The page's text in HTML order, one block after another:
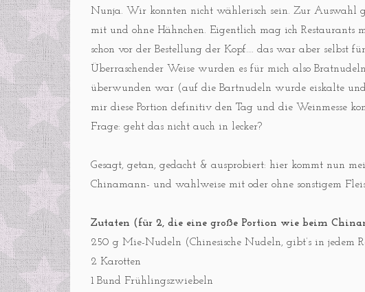
Nunja. Wir konnten nicht wählerisch sein. Zur Auswahl
mit und ohne Hähnchen. Eigentlich mag ich
schon vor der Bestellung der Kopf…. das war aber selbst
Überraschender Weise wurden es für mich also
überwunden war (auf die Bartnudeln wurde eiskalte und
mir diese Portion definitiv den Tag und die Weinmesse
Frage: geht das nicht auch in lecker?
Gesagt, getan, gedacht & ausprobiert: hier kommt nun
Chinamann- und wahlweise mit oder ohne sonstigem
Zutaten (für 2, die eine große Portion wie beim
250 g Mie-Nudeln (Chinesische Nudeln, gibt’s in jedem
2 Karotten
1 Bund Frühlingszwiebeln